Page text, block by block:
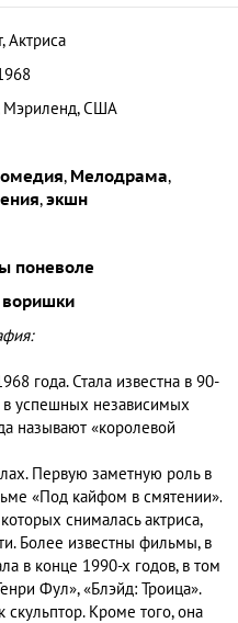
Актриса
Мэриленд, США
, Мелодрама,
,экшн
поневоле
года. Стала известна в 90-
в успешных независимых
называют «королевой
Первую заметную роль в
«Под кайфом в смятении».
снималась актриса,
Более известны фильмы, в
в конце 1990-х годов, в том
Фул», «Блэйд: Троица».
скульптор. Кроме того, она